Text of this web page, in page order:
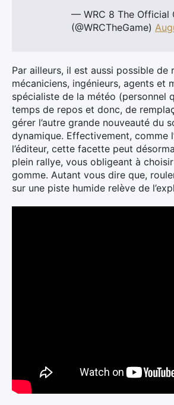
— WRC 8 The Official
(@WRCTheGame)
Par ailleurs, il est aussi possible de
mécaniciens, ingénieurs, agents et
spécialiste de la météo (personnel
temps de repos et donc, de
gérer l’autre grande nouveauté du
dynamique. Effectivement, comme
l’éditeur, cette facette peut
plein rallye, vous obligeant à
gomme. Autant vous dire que,
sur une piste humide relève de